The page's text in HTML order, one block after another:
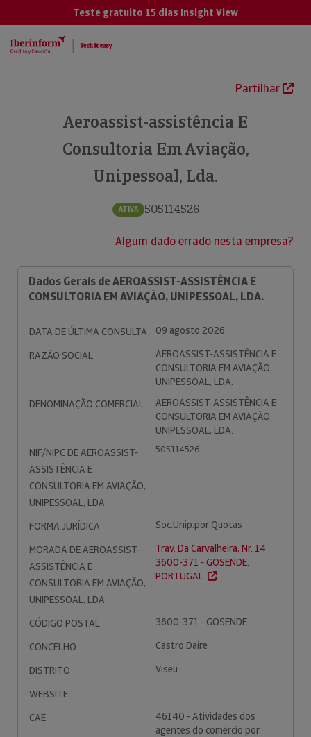
Teste gratuito 15 dias Insight View
Partilhar
Aeroassist-assistência E
Consultoria Em Aviação,
Unipessoal, Lda.
ATIVA 505114526
Algum dado errado nesta empresa?
Dados Gerais de AEROASSIST-ASSISTÊNCIA E
CONSULTORIA EM AVIAÇÃO, UNIPESSOAL, LDA.
DATA DE ÚLTIMA CONSULTA
09 agosto 2026
RAZÃO SOCIAL
AEROASSIST-ASSISTÊNCIA E
CONSULTORIA EM AVIAÇÃO,
UNIPESSOAL, LDA.
DENOMINAÇÃO COMERCIAL
AEROASSIST-ASSISTÊNCIA E
CONSULTORIA EM AVIAÇÃO,
UNIPESSOAL, LDA.
NIF/NIPC DE AEROASSIST-
ASSISTÊNCIA E
CONSULTORIA EM AVIAÇÃO,
UNIPESSOAL, LDA.
505114526
FORMA JURÍDICA
Soc.Unip.por Quotas
MORADA DE AEROASSIST-
ASSISTÊNCIA E
CONSULTORIA EM AVIAÇÃO,
UNIPESSOAL, LDA.
Trav. Da Carvalheira, Nr. 14
3600-371 - GOSENDE.
PORTUGAL.
CÓDIGO POSTAL
3600-371 - GOSENDE
CONCELHO
Castro Daire
DISTRITO
Viseu
WEBSITE
CAE
46140 - Atividades dos
agentes do comércio por